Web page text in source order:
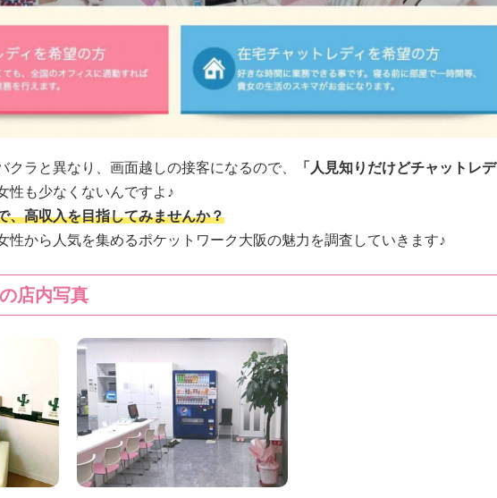
クラと異なり、画面越しの接客になるので、
「人見知りだけどチャットレデ
性も少なくないんですよ♪
、高収入を目指してみませんか？
性から人気を集めるポケットワーク大阪の魅力を調査していきます♪
店内写真